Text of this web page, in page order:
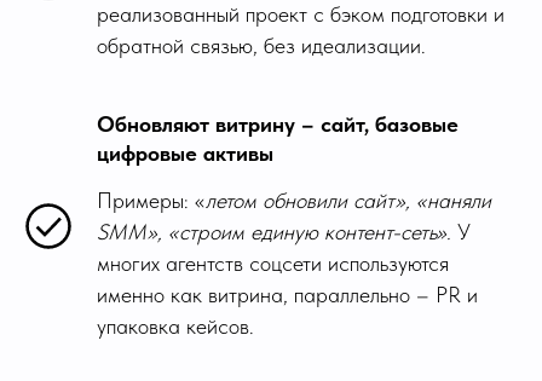
реализованный проект с бэком подготовки и
обратной связью, без идеализации.
Обновляют витрину – сайт, базовые
цифровые активы
Примеры: «летом обновили сайт», «наняли
SMM», «строим единую контент-сеть». У
многих агентств соцсети используются
именно как витрина, параллельно – PR и
упаковка кейсов.